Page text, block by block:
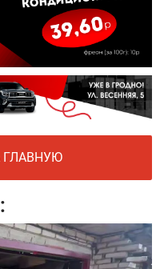
ГЛАВНУЮ